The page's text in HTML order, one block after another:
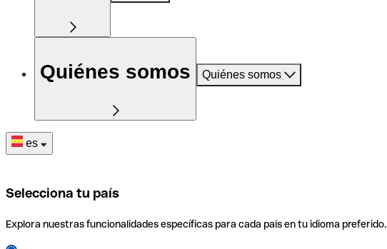
Quiénes somos Quiénes somos
es
Selecciona tu país
Explora nuestras funcionalidades específicas para cada país en tu idioma preferido.